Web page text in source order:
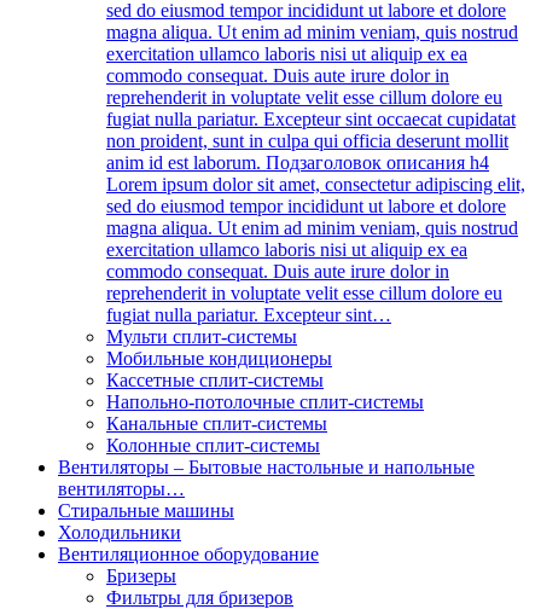
sed do eiusmod tempor incididunt ut labore et dolore
magna aliqua. Ut enim ad minim veniam, quis nostrud
exercitation ullamco laboris nisi ut aliquip ex ea
commodo consequat. Duis aute irure dolor in
reprehenderit in voluptate velit esse cillum dolore eu
fugiat nulla pariatur. Excepteur sint occaecat cupidatat
non proident, sunt in culpa qui officia deserunt mollit
anim id est laborum. Подзаголовок описания h4
Lorem ipsum dolor sit amet, consectetur adipiscing elit,
sed do eiusmod tempor incididunt ut labore et dolore
magna aliqua. Ut enim ad minim veniam, quis nostrud
exercitation ullamco laboris nisi ut aliquip ex ea
commodo consequat. Duis aute irure dolor in
reprehenderit in voluptate velit esse cillum dolore eu
fugiat nulla pariatur. Excepteur sint…
Мульти сплит-системы
Мобильные кондиционеры
Кассетные сплит-системы
Напольно-потолочные сплит-системы
Канальные сплит-системы
Колонные сплит-системы
Вентиляторы – Бытовые настольные и напольные
вентиляторы…
Стиральные машины
Холодильники
Вентиляционное оборудование
Бризеры
Фильтры для бризеров